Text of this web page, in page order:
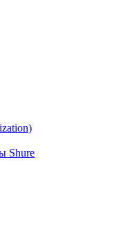
Shure